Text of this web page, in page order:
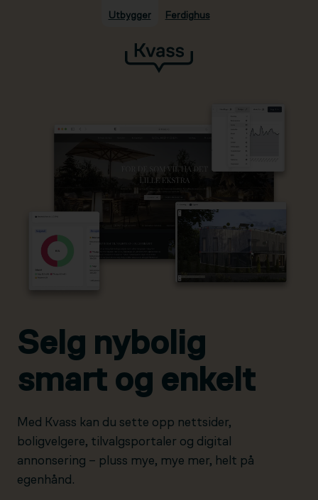
Hopp til hovedinnhold
Utbygger Ferdighus
Selg nybolig
smart og enkelt
Med Kvass kan du sette opp nettsider,
boligvelgere, tilvalgsportaler og digital
annonsering – pluss mye, mye mer, helt på
egenhånd.